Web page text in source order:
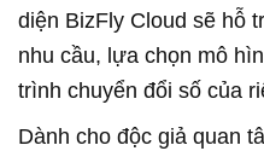
diện BizFly Cloud sẽ hỗ
nhu cầu, lựa chọn mô
trình chuyển đổi số của
Dành cho độc giả quan